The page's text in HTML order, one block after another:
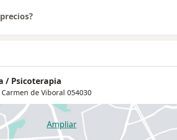
/ Psicoterapia
Carmen de Viboral 054030
Ampliarse abre en una nueva pestaña